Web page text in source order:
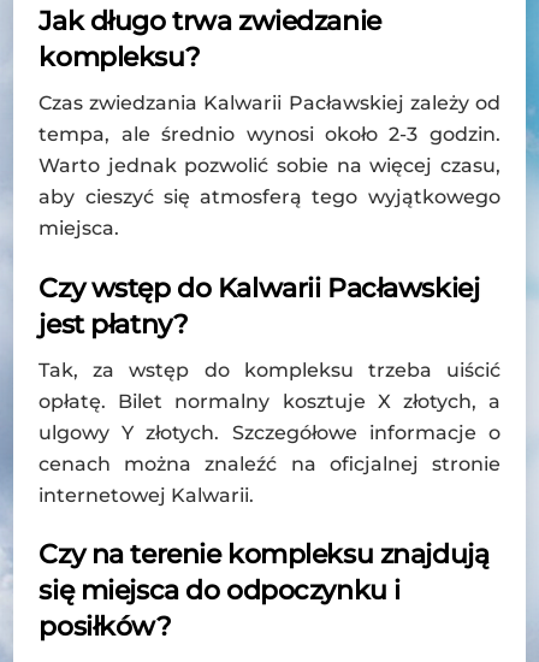
Jak długo trwa zwiedzanie
kompleksu?
Czas zwiedzania Kalwarii Pacławskiej zależy od
tempa, ale średnio wynosi około 2-3 godzin.
Warto jednak pozwolić sobie na więcej czasu,
aby cieszyć się atmosferą tego wyjątkowego
miejsca.
Czy wstęp do Kalwarii Pacławskiej
jest płatny?
Tak, za wstęp do kompleksu trzeba uiścić
opłatę. Bilet normalny kosztuje X złotych, a
ulgowy Y złotych. Szczegółowe informacje o
cenach można znaleźć na oficjalnej stronie
internetowej Kalwarii.
Czy na terenie kompleksu znajdują
się miejsca do odpoczynku i
posiłków?